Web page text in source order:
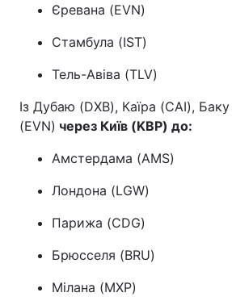
Єревана (EVN)
Стамбула (IST)
Тель-Авіва (TLV)
Із Дубаю (DXB), Каїра (CAI),
(EVN) через Київ (KBP) до:
Амстердама (AMS)
Лондона (LGW)
Парижа (CDG)
Брюсселя (BRU)
Мілана (MXP)